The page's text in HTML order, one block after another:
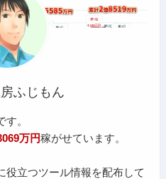
ふじもん
。
万円稼がせています。
役立つツール情報を配布して